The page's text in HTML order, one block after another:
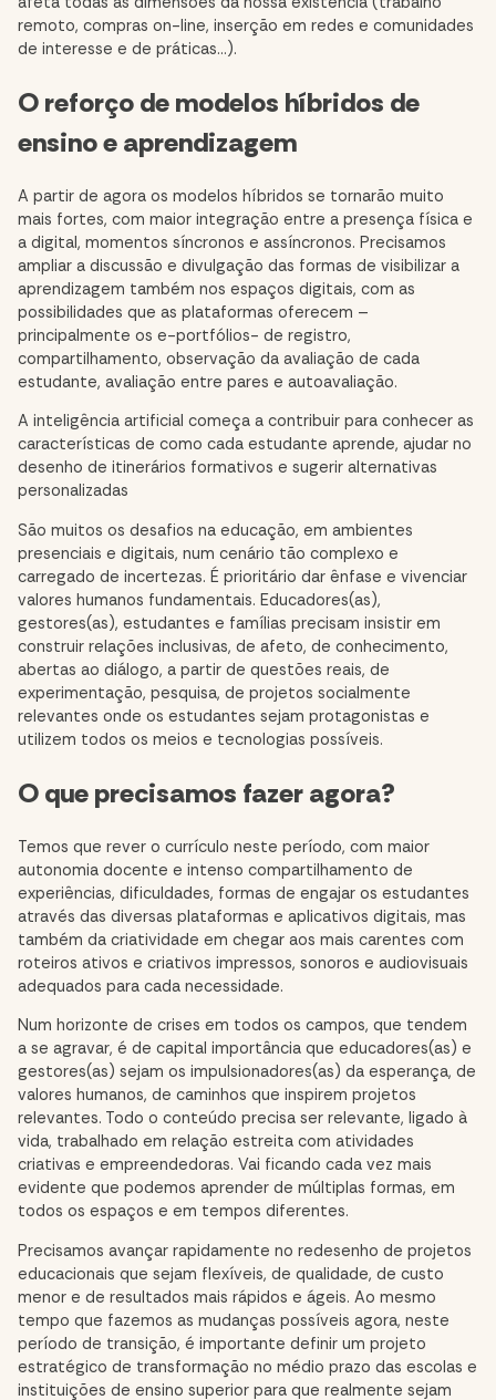
remoto, compras on-line, inserção em redes e comunidades
de interesse e de práticas…).
O reforço de modelos híbridos de
ensino e aprendizagem
A partir de agora os modelos híbridos se tornarão muito
mais fortes, com maior integração entre a presença física e
a digital, momentos síncronos e assíncronos. Precisamos
ampliar a discussão e divulgação das formas de visibilizar a
aprendizagem também nos espaços digitais, com as
possibilidades que as plataformas oferecem –
principalmente os e-portfólios- de registro,
compartilhamento, observação da avaliação de cada
estudante, avaliação entre pares e autoavaliação.
A inteligência artificial começa a contribuir para conhecer as
características de como cada estudante aprende, ajudar no
desenho de itinerários formativos e sugerir alternativas
personalizadas
São muitos os desafios na educação, em ambientes
presenciais e digitais, num cenário tão complexo e
carregado de incertezas. É prioritário dar ênfase e vivenciar
valores humanos fundamentais. Educadores(as),
gestores(as), estudantes e famílias precisam insistir em
construir relações inclusivas, de afeto, de conhecimento,
abertas ao diálogo, a partir de questões reais, de
experimentação, pesquisa, de projetos socialmente
relevantes onde os estudantes sejam protagonistas e
utilizem todos os meios e tecnologias possíveis.
O que precisamos fazer agora?
Temos que rever o currículo neste período, com maior
autonomia docente e intenso compartilhamento de
experiências, dificuldades, formas de engajar os estudantes
através das diversas plataformas e aplicativos digitais, mas
também da criatividade em chegar aos mais carentes com
roteiros ativos e criativos impressos, sonoros e audiovisuais
adequados para cada necessidade.
Num horizonte de crises em todos os campos, que tendem
a se agravar, é de capital importância que educadores(as) e
gestores(as) sejam os impulsionadores(as) da esperança, de
valores humanos, de caminhos que inspirem projetos
relevantes. Todo o conteúdo precisa ser relevante, ligado à
vida, trabalhado em relação estreita com atividades
criativas e empreendedoras. Vai ficando cada vez mais
evidente que podemos aprender de múltiplas formas, em
todos os espaços e em tempos diferentes.
Precisamos avançar rapidamente no redesenho de projetos
educacionais que sejam flexíveis, de qualidade, de custo
menor e de resultados mais rápidos e ágeis. Ao mesmo
tempo que fazemos as mudanças possíveis agora, neste
período de transição, é importante definir um projeto
estratégico de transformação no médio prazo das escolas e
instituições de ensino superior para que realmente sejam